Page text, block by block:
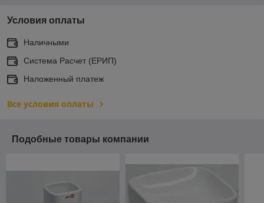
Условия оплаты
Наличными
Система Расчет (ЕРИП)
Наложенный платеж
Все условия оплаты
Подобные товары компании